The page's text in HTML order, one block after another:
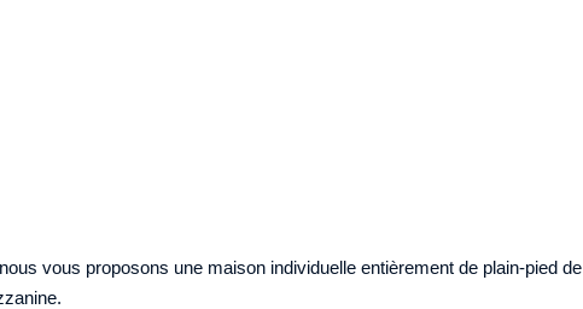
vous proposons une maison individuelle entièrement de plain-pied de